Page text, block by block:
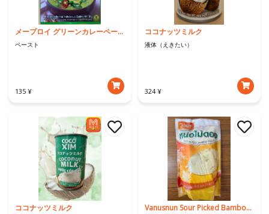
メープロイ グリーンカレーペースト
ペースト
135 ¥
ココナッツミルク
液体（えきたい）
324 ¥
ココナッツミルク Vanusnun Sour Picked Bamboo Shoot